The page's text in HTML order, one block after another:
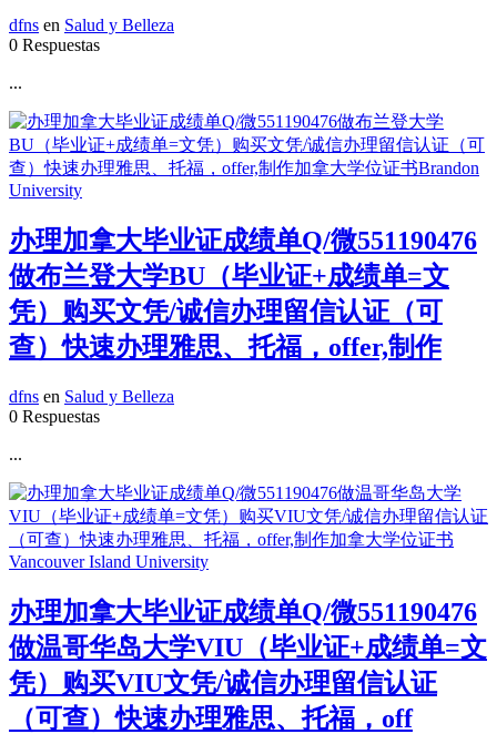
dfns en Salud y Belleza
0 Respuestas
...
办理加拿大毕业证成绩单Q/微551190476
做布兰登大学BU（毕业证+成绩单=文
凭）购买文凭/诚信办理留信认证（可
查）快速办理雅思、托福，offer,制作
dfns en Salud y Belleza
0 Respuestas
...
办理加拿大毕业证成绩单Q/微551190476
做温哥华岛大学VIU（毕业证+成绩单=文
凭）购买VIU文凭/诚信办理留信认证
（可查）快速办理雅思、托福，off